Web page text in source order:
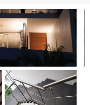
Alexandra Bedoya – La Constancia detrás de La Paletería